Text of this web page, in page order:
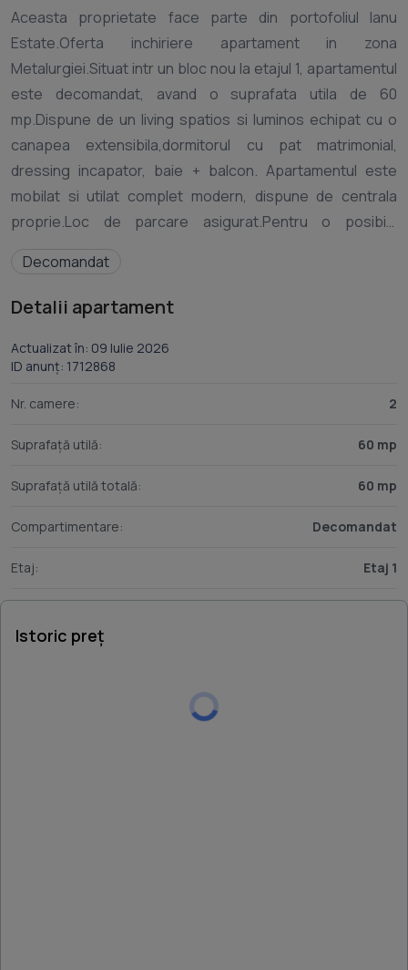
Aceasta proprietate face parte din portofoliul Ianu
Estate.Oferta inchiriere apartament in zona
Metalurgiei.Situat intr un bloc nou la etajul 1, apartamentul
este decomandat, avand o suprafata utila de 60
mp.Dispune de un living spatios si luminos echipat cu o
canapea extensibila,dormitorul cu pat matrimonial,
dressing incapator, baie + balcon. Apartamentul este
mobilat si utilat complet modern, dispune de centrala
proprie.Loc de parcare asigurat.Pentru o posibila
Decomandat
Detalii apartament
Actualizat în: 09 Iulie 2026
ID anunț: 1712868
Nr. camere: 2
Suprafață utilă: 60 mp
Suprafață utilă totală: 60 mp
Compartimentare: Decomandat
Etaj: Etaj 1
Istoric preț